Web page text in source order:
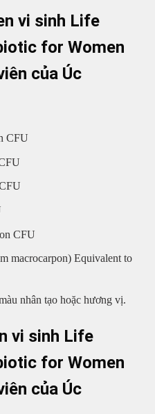
vi sinh Life
for Women
của Úc
CFU
CFU
macrocarpon) Equivalent to
nhân tạo hoặc hương vị.
vi sinh Life
for Women
của Úc